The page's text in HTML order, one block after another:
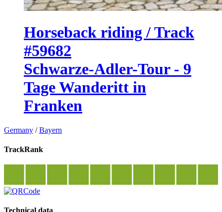
Horseback riding / Track
#59682
Schwarze-Adler-Tour - 9
Tage Wanderitt in
Franken
Germany /Bayern
TrackRank
Technical data